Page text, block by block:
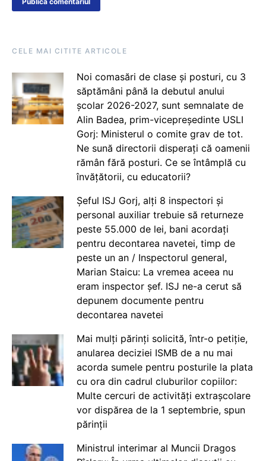
CELE MAI CITITE ARTICOLE
Noi comasări de clase și posturi, cu 3
săptămâni până la debutul anului
școlar 2026-2027, sunt semnalate de
Alin Badea, prim-vicepreședinte USLI
Gorj: Ministerul o comite grav de tot.
Ne sună directorii disperați că oamenii
rămân fără posturi. Ce se întâmplă cu
învățătorii, cu educatorii?
Șeful ISJ Gorj, alți 8 inspectori și
personal auxiliar trebuie să returneze
peste 55.000 de lei, bani acordați
pentru decontarea navetei, timp de
peste un an / Inspectorul general,
Marian Staicu: La vremea aceea nu
eram inspector șef. ISJ ne-a cerut să
depunem documente pentru
decontarea navetei
Mai mulți părinți solicită, într-o petiție,
anularea deciziei ISMB de a nu mai
acorda sumele pentru posturile la plata
cu ora din cadrul cluburilor copiilor:
Multe cercuri de activități extrașcolare
vor dispărea de la 1 septembrie, spun
părinții
Ministrul interimar al Muncii Dragos